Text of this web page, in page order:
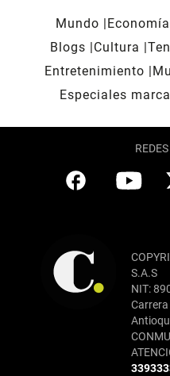
Mundo Economía
Blogs
Cultura
Entretenimiento
Especiales
S.A.S
NIT:
Carrera